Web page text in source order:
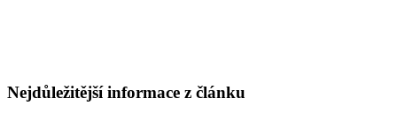
Nejdůležitější informace z článku